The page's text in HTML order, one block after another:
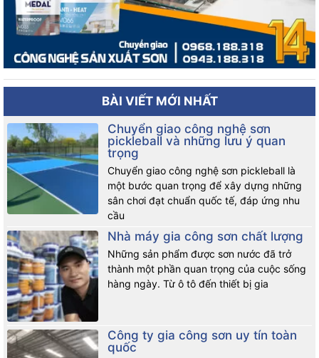
BÀI VIẾT MỚI NHẤT
Chuyển giao công nghệ sơn
pickleball và những lưu ý quan
trọng
Chuyển giao công nghệ sơn pickleball là
một bước quan trọng để xây dựng những
sân chơi đạt chuẩn quốc tế, đáp ứng nhu
cầu
Nhà máy gia công sơn chất lượng
Những sản phẩm được sơn nước đã trở
thành một phần quan trọng của cuộc sống
hàng ngày. Từ ô tô đến thiết bị gia
Công ty gia công sơn uy tín toàn
quốc